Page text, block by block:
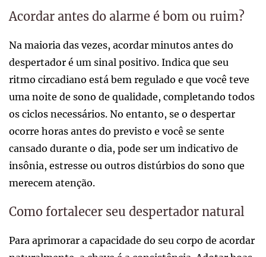
Acordar antes do alarme é bom ou ruim?
Na maioria das vezes, acordar minutos antes do
despertador é um sinal positivo. Indica que seu
ritmo circadiano está bem regulado e que você teve
uma noite de sono de qualidade, completando todos
os ciclos necessários. No entanto, se o despertar
ocorre horas antes do previsto e você se sente
cansado durante o dia, pode ser um indicativo de
insônia, estresse ou outros distúrbios do sono que
merecem atenção.
Como fortalecer seu despertador natural
Para aprimorar a capacidade do seu corpo de acordar